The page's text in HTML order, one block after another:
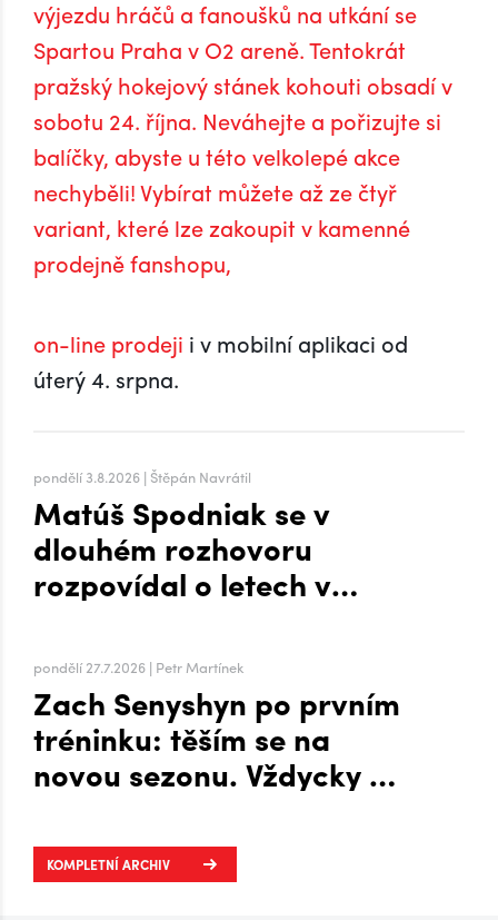
výjezdu hráčů a fanoušků na utkání se
Spartou Praha v O2 areně. Tentokrát
pražský hokejový stánek kohouti obsadí v
sobotu 24. října. Neváhejte a pořizujte si
balíčky, abyste u této velkolepé akce
nechyběli! Vybírat můžete až ze čtyř
variant, které lze zakoupit v kamenné
prodejně fanshopu,
on-line prodeji i v mobilní aplikaci od
úterý 4. srpna.
pondělí 3.8.2026 | Štěpán Navrátil
Matúš Spodniak se v
dlouhém rozhovoru
rozpovídal o letech v
pondělí 27.7.2026 | Petr Martínek
Zach Senyshyn po prvním
tréninku: těším se na
novou sezonu. Vždycky mi
zima, říká o Plechárně
KOMPLETNÍ ARCHIV